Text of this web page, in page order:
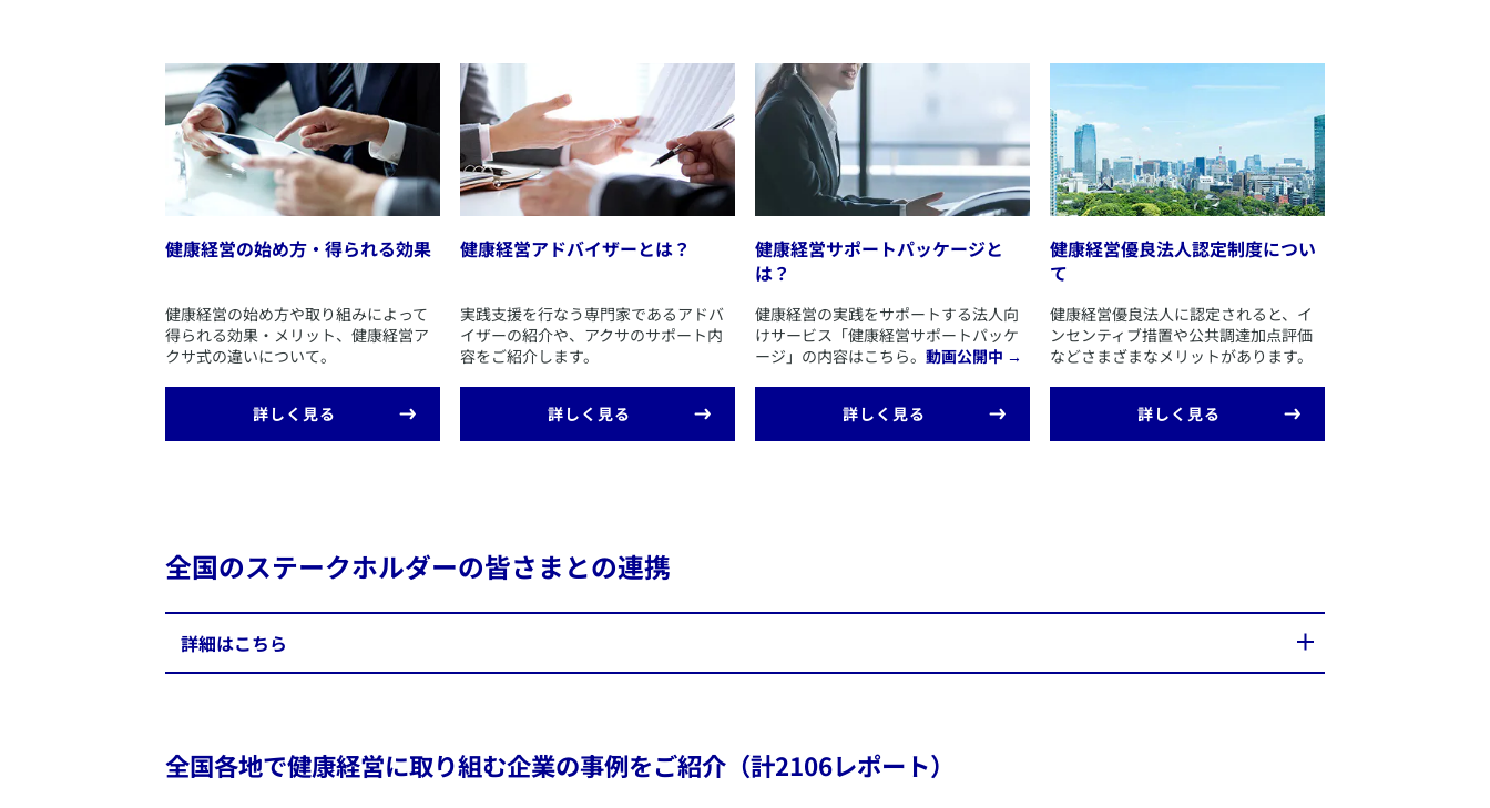
【理念】企業の永続的発展と従業員一人ひとりの幸せに貢献する
アクサ生命は、企業と地域社会の永続的発展を目的に、
自治体、商工団体、公的保険者をはじめとするステークホルダーの皆さまと連携し、
2014年から上記理念に基づき健康経営の普及啓発・実践支援を行っています。
全国に配置する健康経営アドバイザー・エキスパートアドバイザー資格者が
経営者と従業員の皆さまに寄り添い、実効性の高い健康経営の実践をご支援してまいります。
健康経営コンサルティング自己宣言書
健康経営コンサルティング自己宣言制度の概要
​健康経営の実践において、仕事と治療の両立支援等を目的とした福利厚生に資する保険商品のご案内をニーズに応じて行います。
健康経営の始め方・得られる効果
​健康経営の始め方や取り組みによって
得られる効果・メリット、健康経営ア
クサ式の違いについて。
​詳しく見る
健康経営アドバイザーとは？
​実践支援を行なう専門家であるアドバ
イザーの紹介や、アクサのサポート内
容をご紹介します。
​詳しく見る
​健康経営サポートパッケージと
は？
​健康経営の実践をサポートする法人向
けサービス「健康経営サポートパッケ
ージ」の内容はこちら。 動画公開中 →
​詳しく見る
​健康経営優良法人認定制度につい
て
​健康経営優良法人に認定されると、イ
ンセンティブ措置や公共調達加点評価
などさまざまなメリットがあります。
​詳しく見る
全国のステークホルダーの皆さまとの連携
​詳細はこちら
協会けんぽとの覚書44
営や健康づくりに関する連携協定や覚書を締結しています。地域社会の
活性化の一助となるよう、自治体等と密接に連携・協働し、全国各地の
全国各地で健康経営に取り組む企業の事例をご紹介（計2106レポート）